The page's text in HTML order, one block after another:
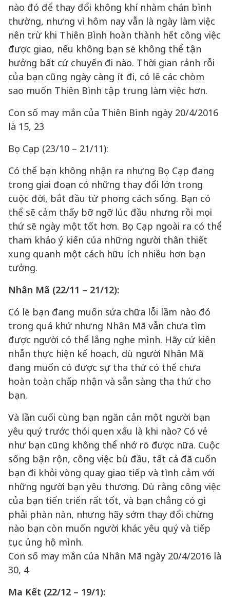
nào đó để thay đổi không khí nhàm chán bình
thường, nhưng vì hôm nay vẫn là ngày làm việc
nên trừ khi Thiên Bình hoàn thành hết công việc
được giao, nếu không bạn sẽ không thể tận
hưởng bất cứ chuyến đi nào. Thời gian rảnh rỗi
của bạn cũng ngày càng ít đi, có lẽ các chòm
sao muốn Thiên Bình tập trung làm việc hơn.
Con số may mắn của Thiên Bình ngày 20/4/2016
là 15, 23
Bọ Cạp (23/10 – 21/11):
Có thể bạn không nhận ra nhưng Bọ Cạp đang
trong giai đoạn có những thay đổi lớn trong
cuộc đời, bắt đầu từ phong cách sống. Bạn có
thể sẽ cảm thấy bỡ ngỡ lúc đầu nhưng rồi mọi
thứ sẽ ngày một tốt hơn. Bọ Cạp ngoài ra có thể
tham khảo ý kiến của những người thân thiết
xung quanh một cách hữu ích nhiều hơn bạn
tưởng.
Nhân Mã (22/11 – 21/12):
Có lẽ bạn đang muốn sửa chữa lỗi lầm nào đó
trong quá khứ nhưng Nhân Mã vẫn chưa tìm
được người có thể lắng nghe mình. Hãy cứ kiên
nhẫn thực hiện kế hoạch, dù người Nhân Mã
đang muốn có được sự tha thứ có thể chưa
hoàn toàn chấp nhận và sẵn sàng tha thứ cho
bạn.
Và lần cuối cùng bạn ngăn cản một người bạn
yêu quý trước thói quen xấu là khi nào? Có vẻ
như bạn cũng không thể nhớ rõ được nữa. Cuộc
sống bận rộn, công việc bù đầu, tất cả đã cuốn
bạn đi khỏi vòng quay giao tiếp và tình cảm với
những người bạn yêu thương. Dù rằng công việc
của bạn tiến triển rất tốt, và bạn chẳng có gì
phải phàn nàn, nhưng hãy sớm thay đổi chừng
nào bạn còn muốn người khác yêu quý và tiếp
tục ủng hộ mình.
Con số may mắn của Nhân Mã ngày 20/4/2016 là
30, 4
Ma Kết (22/12 – 19/1):